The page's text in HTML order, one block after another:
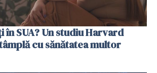
în SUA? Un studiu Harvard
cu sănătatea multor